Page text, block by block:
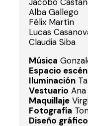
Alba Gallego
Félix Martín
Lucas
Claudia Siba
Música
Espacio
Iluminación
Vestuario
Maquillaje
Fotografía
Diseño gráfico